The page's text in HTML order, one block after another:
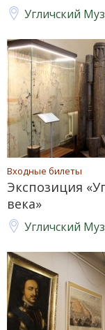
Угличский
Входные билеты
Экспозиция
века»
Угличский